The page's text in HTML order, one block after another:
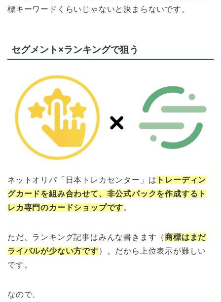
標キーワードくらいじゃないと決まらないです。
セグメント×ランキングで狙う
ネットオリパ「日本トレカセンター」は トレーディン
グカードを組み合わせて、非公式パックを作成するト
レカ専門のカードショップです。
ただ、ランキング記事はみんな書きます（商標はまだ
ライバルが少ない方です）。だから上位表示が難しい
です。
なので、